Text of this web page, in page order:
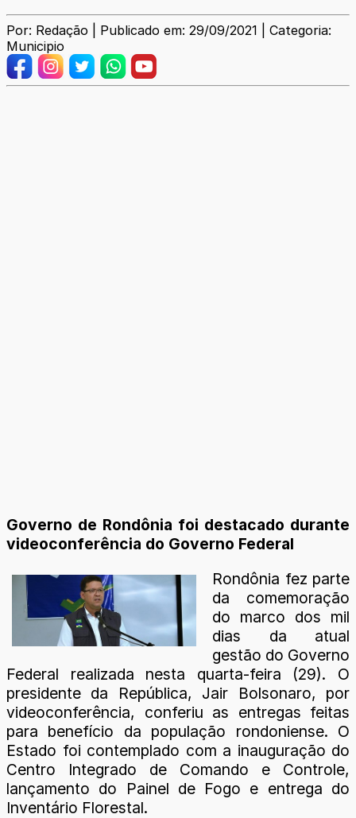
Por: Redação | Publicado em: 29/09/2021 | Categoria:
Municipio
Governo de Rondônia foi destacado durante
videoconferência do Governo Federal
Rondônia fez parte
da comemoração
do marco dos mil
dias da atual
gestão do Governo
Federal realizada nesta quarta-feira (29). O
presidente da República, Jair Bolsonaro, por
videoconferência, conferiu as entregas feitas
para benefício da população rondoniense. O
Estado foi contemplado com a inauguração do
Centro Integrado de Comando e Controle,
lançamento do Painel de Fogo e entrega do
Inventário Florestal.